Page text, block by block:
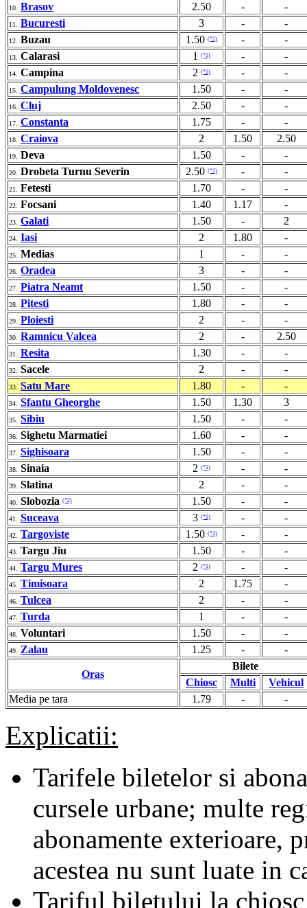
10. Brasov 2.50 - -
11. Bucuresti 3 - -
12. Buzau 1.50 (*1) - -
13. Calarasi 1 (*1) - -
14. Campina 2 (*1) - -
15. Campulung Moldovenesc 1.50 - -
16. Cluj 2.50 - -
17. Constanta 1.75 - -
18. Craiova 2 1.50 2.50
19. Deva 1.50 - -
20. Drobeta Turnu Severin 2.50 (*1) - -
21. Fetesti 1.70 - -
22. Focsani 1.40 1.17 -
23. Galati 1.50 - 2
24. Iasi 2 1.80 -
25. Medias 1 - -
26. Oradea 3 - -
27. Piatra Neamt 1.50 - -
28. Pitesti 1.80 - -
29. Ploiesti 2 - -
30. Ramnicu Valcea 2 - 2.50
31. Resita 1.30 - -
32. Sacele 2 - -
33. Satu Mare 1.80 - -
34. Sfantu Gheorghe 1.50 1.30 3
35. Sibiu 1.50 - -
36. Sighetu Marmatiei 1.60 - -
37. Sighisoara 1.50 - -
38. Sinaia 2 (*1) - -
39. Slatina 2 - -
40. Slobozia (*2) 1.50 - -
41. Suceava 3 (*1) - -
42. Targoviste 1.50 (*1) - -
43. Targu Jiu 1.50 - -
44. Targu Mures 2 (*1) - -
45. Timisoara 2 1.75 -
46. Tulcea 2 - -
47. Turda 1 - -
48. Voluntari 1.50 - -
49. Zalau 1.25 - -
Oras
Bilete
Chiosc
Multi
Vehicul
Media pe tara
1.79 - -
Explicatii:
Tarifele biletelor si
cursele urbane; multe
abonamente exterioare,
acestea nu sunt luate in
Tariful biletului la